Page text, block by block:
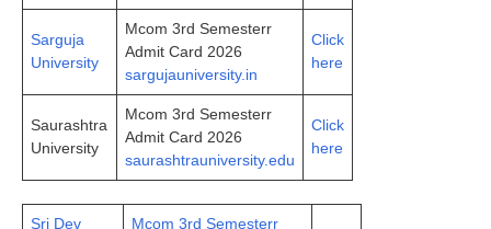
Sarguja
University
Mcom 3rd Semesterr
Admit Card 2026
sargujauniversity.in
Click
here
Saurashtra
University
Mcom 3rd Semesterr
Admit Card 2026
saurashtrauniversity.edu
Click
here
Sri Dev Mcom 3rd Semesterr